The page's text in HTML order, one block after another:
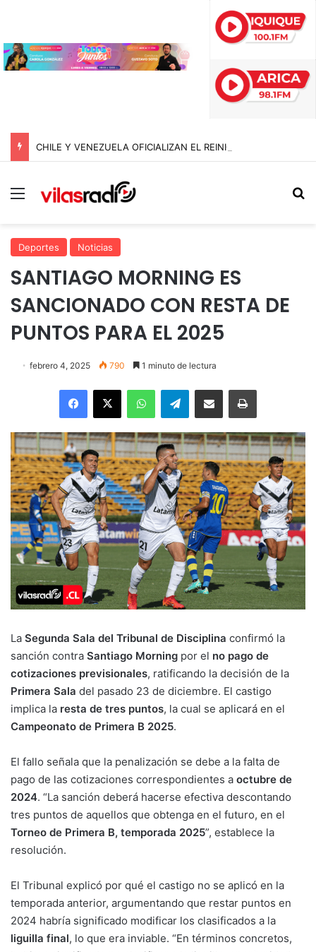
Menú
Deportes Noticias
SANTIAGO MORNING ES
SANCIONADO CON RESTA DE
PUNTOS PARA EL 2025
febrero 4, 2025 790 1 minuto de lectura
Facebook
X WhatsAppTelegramEnviar vía email Imprimir
La Segunda Sala del Tribunal de Disciplina confirmó la
sanción contra Santiago Morning por el no pago de
cotizaciones previsionales, ratificando la decisión de la
Primera Sala del pasado 23 de diciembre. El castigo
implica la resta de tres puntos, la cual se aplicará en el
Campeonato de Primera B 2025.
El fallo señala que la penalización se debe a la falta de
pago de las cotizaciones correspondientes a octubre de
2024. “La sanción deberá hacerse efectiva descontando
tres puntos de aquellos que obtenga en el futuro, en el
Torneo de Primera B, temporada 2025”, establece la
resolución.
El Tribunal explicó por qué el castigo no se aplicó en la
temporada anterior, argumentando que restar puntos en
2024 habría significado modificar los clasificados a la
liguilla final, lo que era inviable. “En términos concretos,